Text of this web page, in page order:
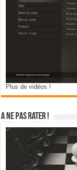
Plus de vidéos !
A ne pas rater !